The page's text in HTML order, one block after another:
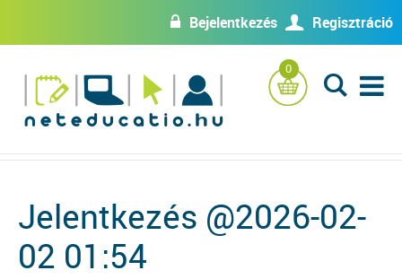
w Bejelentkezés U Regisztráció
0
L
Jelentkezés @2026-02-
02 01:54